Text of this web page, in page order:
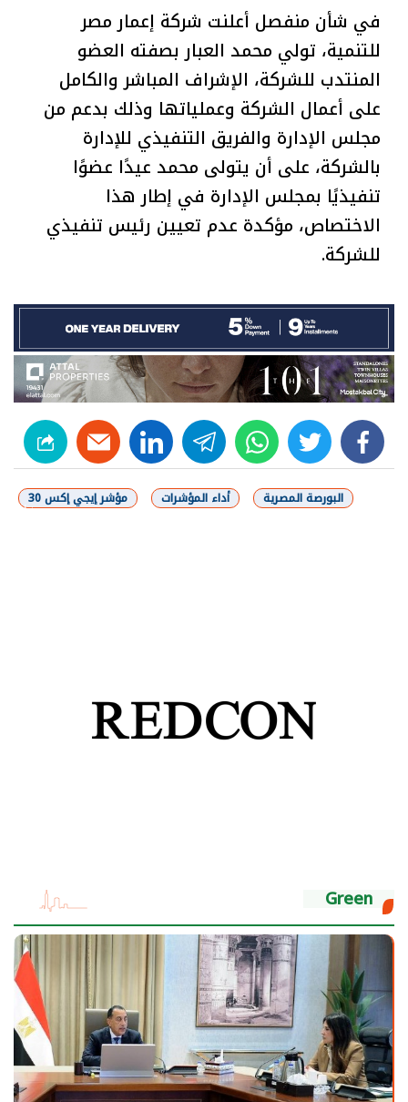
في شأن منفصل أعلنت شركة إعمار مصر
للتنمية، تولي محمد العبار بصفته العضو
المنتدب للشركة، الإشراف المباشر والكامل
على أعمال الشركة وعملياتها وذلك بدعم من
مجلس الإدارة والفريق التنفيذي للإدارة
بالشركة، على أن يتولى محمد عيدًا عضوًا
تنفيذيًا بمجلس الإدارة في إطار هذا
الاختصاص، مؤكدة عدم تعيين رئيس تنفيذي
للشركة.
facebook
twitter
whats
telegram
linkedin
شارك
البورصة المصرية أداء المؤشرات مؤشر إيجي إكس 30
Green